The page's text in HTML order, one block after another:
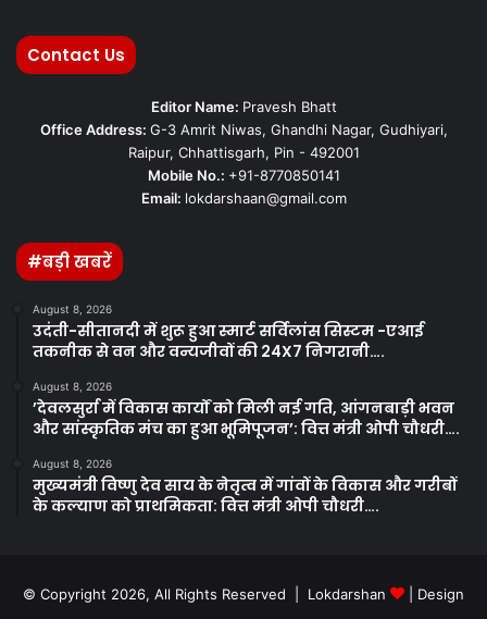
Contact Us
Editor Name: Pravesh Bhatt
Office Address: G-3 Amrit Niwas, Ghandhi Nagar, Gudhiyari,
Raipur, Chhattisgarh, Pin - 492001
Mobile No.: +91-8770850141
Email: lokdarshaan@gmail.com
#बड़ी खबरें
August 8, 2026
उदंती-सीतानदी में शुरू हुआ स्मार्ट सर्विलांस सिस्टम -एआई
तकनीक से वन और वन्यजीवों की 24X7 निगरानी….
August 8, 2026
’देवलसुर्रा में विकास कार्यों को मिली नई गति, आंगनबाड़ी भवन
और सांस्कृतिक मंच का हुआ भूमिपूजन’: वित्त मंत्री ओपी चौधरी….
August 8, 2026
मुख्यमंत्री विष्णु देव साय के नेतृत्व में गांवों के विकास और गरीबों
के कल्याण को प्राथमिकता: वित्त मंत्री ओपी चौधरी….
© Copyright 2026, All Rights Reserved | Lokdarshan | Design